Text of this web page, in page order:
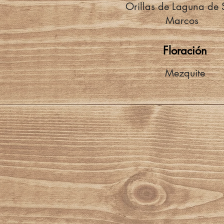
Orillas de Laguna de
Marcos
Floración
Mezquite